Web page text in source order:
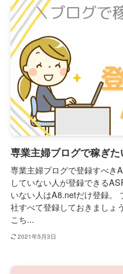
専業主婦ブログで稼ぎ
専業主婦ブログで登録すべき
していない人が登録できる
いない人はA8.netだけ登録。
社すべて登録しておきましょ
こち...
2021年5月3日